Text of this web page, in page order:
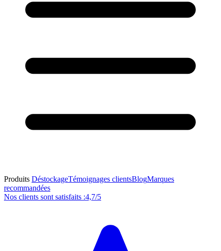
Produits DéstockageTémoignages clientsBlogMarques
recommandées
Nos clients sont satisfaits :4,7/5